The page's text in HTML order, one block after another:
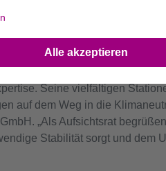
GmbH von Dr. Hans-Jürgen
Aufgabe gewinnen
Seine vielfältigen
auf dem Weg in die
„Als Aufsichtsrat
Stabilität sorgt und dem